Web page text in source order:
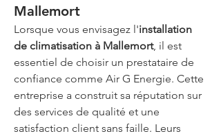
Mallemort
Lorsque vous envisagez l'installation
de climatisation à Mallemort, il est
essentiel de choisir un prestataire de
confiance comme Air G Energie. Cette
entreprise a construit sa réputation sur
des services de qualité et une
satisfaction client sans faille. Leurs